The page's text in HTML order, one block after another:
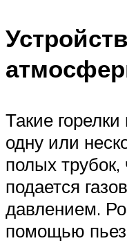
Такие
одну или
полых трубок,
подается
давлением.
помощью